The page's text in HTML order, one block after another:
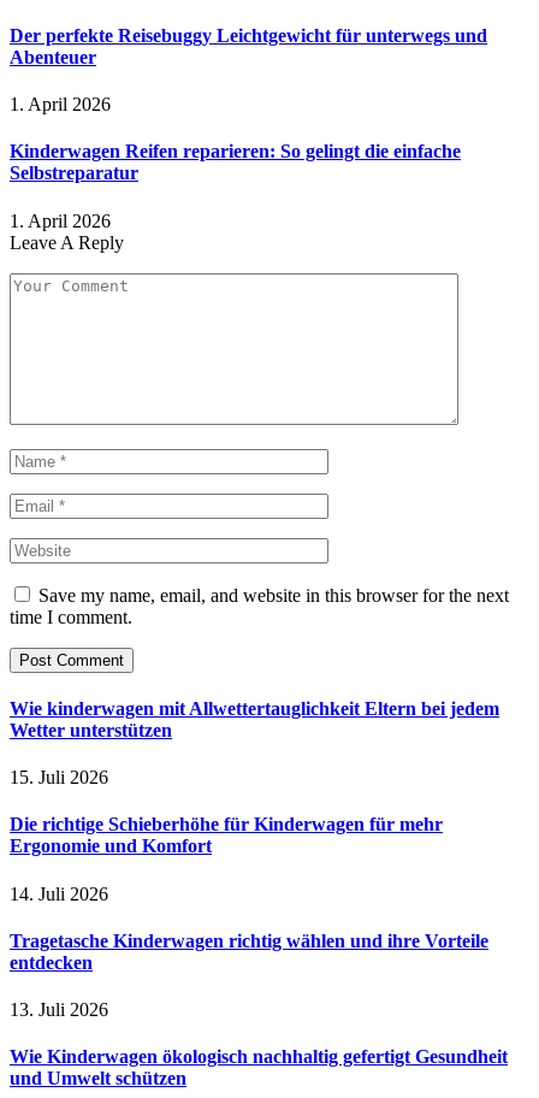
Der perfekte Reisebuggy Leichtgewicht für unterwegs und
Abenteuer
1. April 2026
Kinderwagen Reifen reparieren: So gelingt die einfache
Selbstreparatur
1. April 2026
Leave A Reply
Save my name, email, and website in this browser for the next
time I comment.
Wie kinderwagen mit Allwettertauglichkeit Eltern bei jedem
Wetter unterstützen
15. Juli 2026
Die richtige Schieberhöhe für Kinderwagen für mehr
Ergonomie und Komfort
14. Juli 2026
Tragetasche Kinderwagen richtig wählen und ihre Vorteile
entdecken
13. Juli 2026
Wie Kinderwagen ökologisch nachhaltig gefertigt Gesundheit
und Umwelt schützen